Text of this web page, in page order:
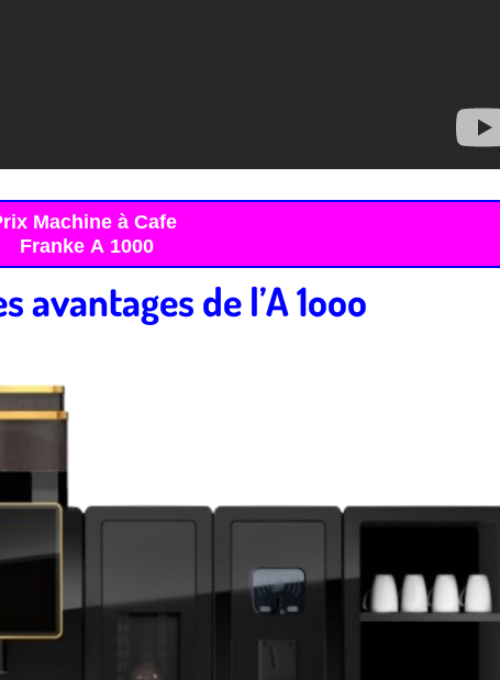
Machine à Cafe
Franke A 1000
avantages de l’A 1ooo